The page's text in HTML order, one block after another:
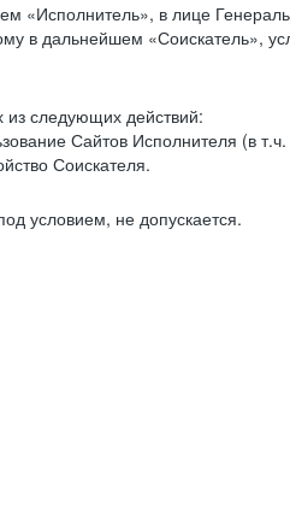
«Исполнитель», в лице
в дальнейшем «Соискатель»,
следующих действий:
Сайтов Исполнителя (в т.ч.
Соискателя.
условием, не допускается.